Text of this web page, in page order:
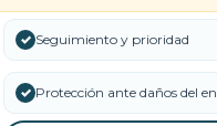
✓ Seguimiento y prioridad
✓ Protección ante daños del